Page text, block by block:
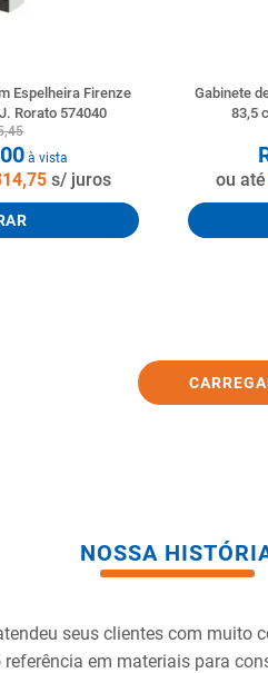
Espelheira Firenze
Rorato 574040
,45
00 à vista
,75s/ juros
Gabinete
83,5
ou até
NOSSA
seus clientes com
em materiais para